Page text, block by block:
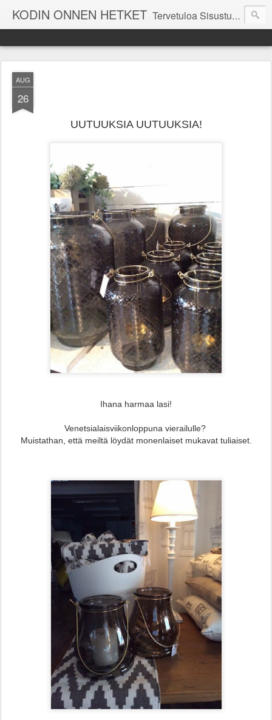
KODIN ONNEN HETKET Tervetuloa Sisustustalo Kodinonnen "kuulumisia Kodinonnesta" -sivuille. Näillä sivuilla kerromme ajankohtaisia asioita myymälämme tapahtumista. Toivottavasti viihdyt seurassamme!
AUG
26
UUTUUKSIA UUTUUKSIA!
Ihana harmaa lasi!
Venetsialaisviikonloppuna vierailulle?
Muistathan, että meiltä löydät monenlaiset mukavat tuliaiset.